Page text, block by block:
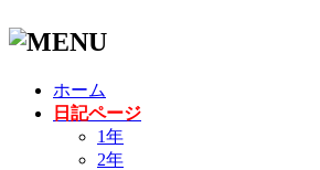
ホーム
日記ページ
1年
2年